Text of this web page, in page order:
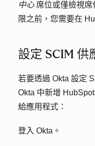
中心 席位或僅檢視
限之前，您需要在
設定 SCIM 供
若要透過 Okta 設定
Okta 中新增
給應用程式：
登入 Okta。